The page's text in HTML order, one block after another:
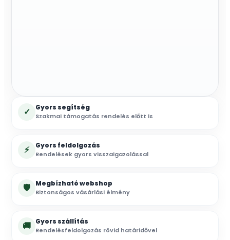
✓ Gyors segítség
Szakmai támogatás rendelés előtt is
⚡ Gyors feldolgozás
Rendelések gyors visszaigazolással
🛡 Megbízható webshop
Biztonságos vásárlási élmény
🚚 Gyors szállítás
Rendelésfeldolgozás rövid határidővel